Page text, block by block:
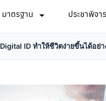
มาตรฐาน ประชาพิจ
Digital ID ทำให้ชีวิตง่ายขึ้นได้อย่า